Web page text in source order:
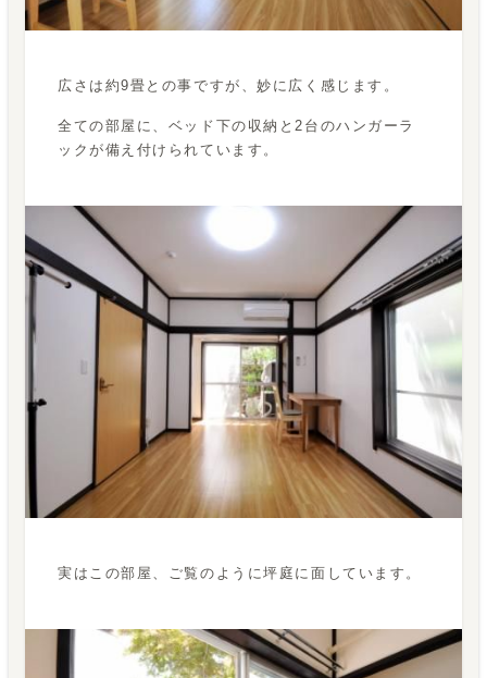
広さは約9畳との事ですが、妙に広く感じます。
全ての部屋に、ベッド下の収納と2台のハンガーラ
ックが備え付けられています。
実はこの部屋、ご覧のように坪庭に面しています。